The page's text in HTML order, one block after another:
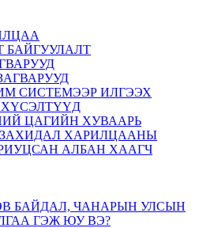
БАЙГУУЛАЛТ
СИСТЕМЭЭР ИЛГЭЭХ
ЦАГИЙН ХУВААРЬ
ХАРИЛЦААНЫ
АЛБАН ХААГЧ
БАЙДАЛ, ЧАНАРЫН УЛСЫН
ГЭЖ ЮУ ВЭ?